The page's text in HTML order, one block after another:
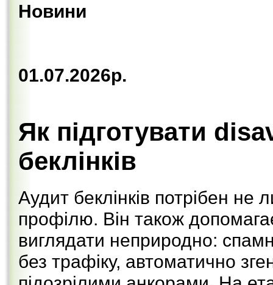
Новини
01.07.2026р.
Як підготувати
беклінків
Аудит беклінків потрібен
профілю. Він також
виглядати неприродно:
без трафіку, автоматично